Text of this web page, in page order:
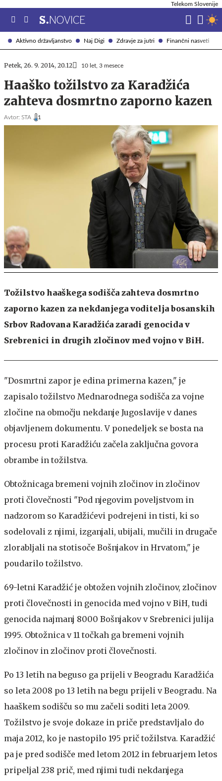
Aktivno državljanstvo Naj Digi Zdravje za jutri Finančni nasveti
Telekom Slovenije
Petek, 26. 9. 2014, 20.12 10 let, 3 mesece
Haaško tožilstvo za Karadžića
zahteva dosmrtno zaporno kazen
Avtor: STA , 1
Tožilstvo haaškega sodišča zahteva dosmrtno
zaporno kazen za nekdanjega voditelja bosanskih
Srbov Radovana Karadžića zaradi genocida v
Srebrenici in drugih zločinov med vojno v BiH.
"Dosmrtni zapor je edina primerna kazen," je
zapisalo tožilstvo Mednarodnega sodišča za vojne
zločine na območju nekdanje Jugoslavije v danes
objavljenem dokumentu. V ponedeljek se bosta na
procesu proti Karadžiću začela zaključna govora
obrambe in tožilstva.
Obtožnicaga bremeni vojnih zločinov in zločinov
proti človečnosti "Pod njegovim poveljstvom in
nadzorom so Karadžićevi podrejeni in tisti, ki so
sodelovali z njimi, izganjali, ubijali, mučili in drugače
zlorabljali na stotisoče Bošnjakov in Hrvatom," je
poudarilo tožilstvo.
69-letni Karadžić je obtožen vojnih zločinov, zločinov
proti človečnosti in genocida med vojno v BiH, tudi
genocida najmanj 8000 Bošnjakov v Srebrenici julija
1995. Obtožnica v 11 točkah ga bremeni vojnih
zločinov in zločinov proti človečnosti.
Po 13 letih na beguso ga prijeli v Beogradu Karadžića
so leta 2008 po 13 letih na begu prijeli v Beogradu. Na
haaškem sodišču so mu začeli soditi leta 2009.
Tožilstvo je svoje dokaze in priče predstavljalo do
maja 2012, ko je nastopilo 195 prič tožilstva. Karadžić
pa je pred sodišče med letom 2012 in februarjem letos
pripeljal 238 prič, med njimi tudi nekdanjega